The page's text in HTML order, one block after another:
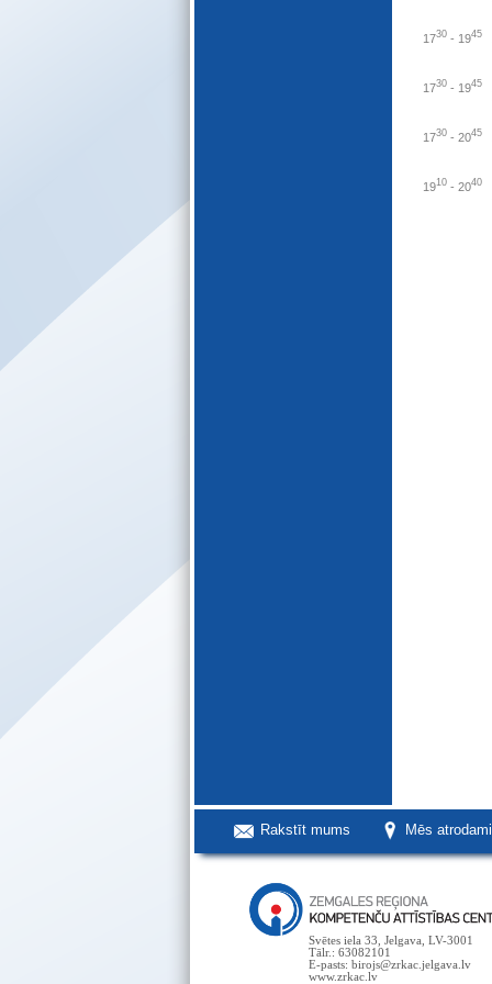
1730 - 1945
1730 - 1945
1730 - 2045
1910 - 2040
Rakstīt mums Mēs
Svētes iela 33, Jelgava, LV-3001
Tālr.: 63082101
E-pasts: birojs@zrkac.jelgava.lv
www.zrkac.lv